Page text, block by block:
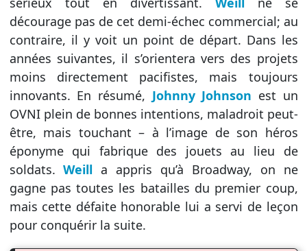
décourage pas de cet demi-échec commercial; au
contraire, il y voit un point de départ. Dans les
années suivantes, il s’orientera vers des projets
moins directement pacifistes, mais toujours
innovants. En résumé, Johnny Johnson est un
OVNI plein de bonnes intentions, maladroit peut-
être, mais touchant – à l’image de son héros
éponyme qui fabrique des jouets au lieu de
soldats.Weill a appris qu’à Broadway, on ne
gagne pas toutes les batailles du premier coup,
mais cette défaite honorable lui a servi de leçon
pour conquérir la suite.